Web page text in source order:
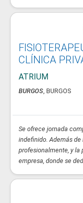
CLÍNICA
ATRIUM
BURGOS, BURGOS
Se ofrece jornada
indefinido. Además
profesionalmente, y la
empresa, donde se